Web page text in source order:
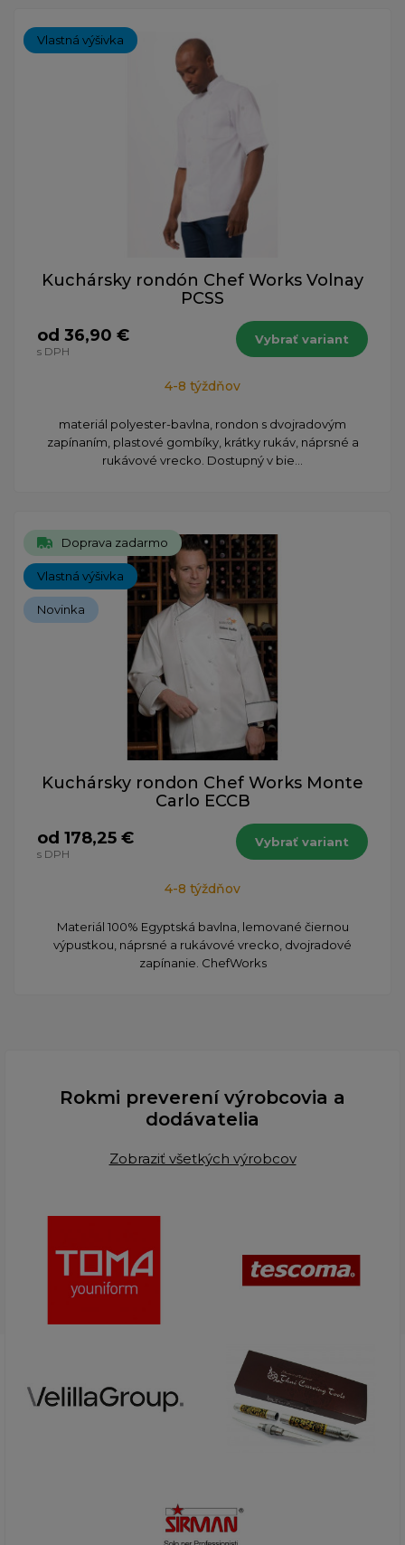
Vlastná výšivka
Kuchársky rondón Chef Works Volnay
PCSS
od 36,90 €
s DPH
Vybrať variant
4-8 týždňov
materiál polyester-bavlna, rondon s dvojradovým
zapínaním, plastové gombíky, krátky rukáv, náprsné a
rukávové vrecko. Dostupný v bie...
Doprava zadarmo
Vlastná výšivka
Novinka
Kuchársky rondon Chef Works Monte
Carlo ECCB
od 178,25 €
s DPH
Vybrať variant
4-8 týždňov
Materiál 100% Egyptská bavlna, lemované čiernou
výpustkou, náprsné a rukávové vrecko, dvojradové
zapínanie. ChefWorks
Rokmi preverení výrobcovia a
dodávatelia
Zobraziť všetkých výrobcov